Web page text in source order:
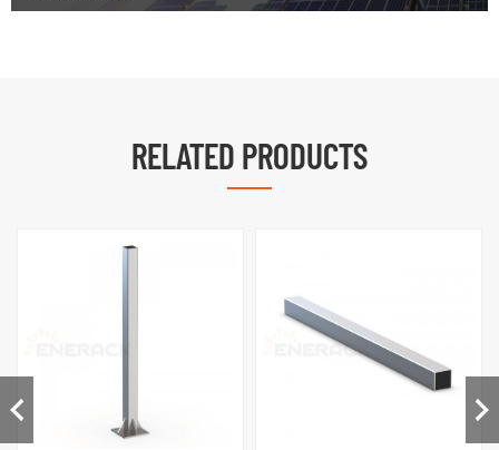
RELATED PRODUCTS